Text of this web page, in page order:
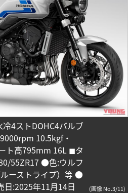
4ストDOHC4バルブ
10.5kgf・
ト高795mm 16L ◼︎タ
55ZR17 ●色:ウルフ
ーストライプ）等 ●
:2025年11月14日
(画像 No.3/11)